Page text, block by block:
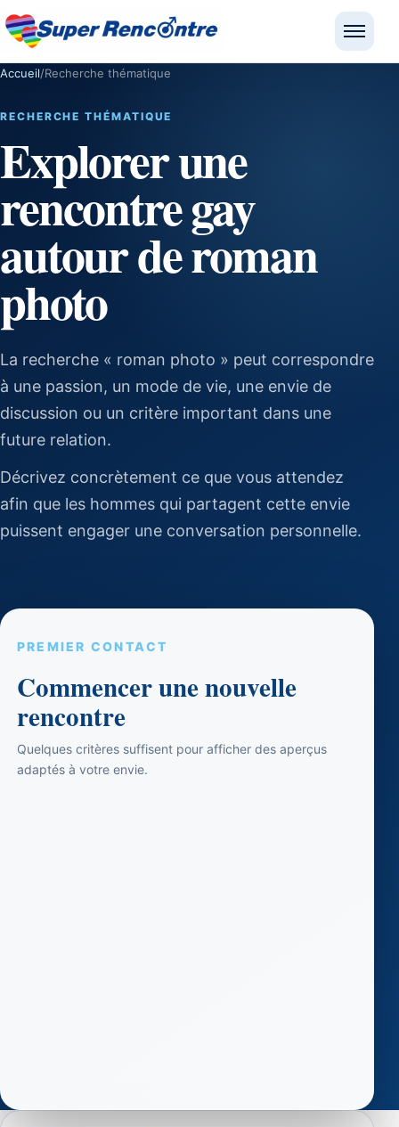
Ouvrir
Accueil/Recherche thématique
RECHERCHE THÉMATIQUE
Explorer une
rencontre gay
autour de roman
photo
La recherche « roman photo » peut correspondre
à une passion, un mode de vie, une envie de
discussion ou un critère important dans une
future relation.
Décrivez concrètement ce que vous attendez
afin que les hommes qui partagent cette envie
puissent engager une conversation personnelle.
PREMIER CONTACT
Commencer une nouvelle
rencontre
Quelques critères suffisent pour afficher des aperçus
adaptés à votre envie.